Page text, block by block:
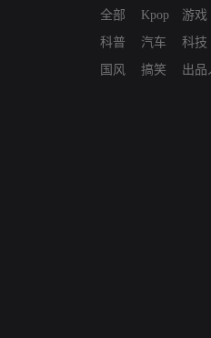
全部
科普
国风
Kpop
汽车
搞笑
游戏
科技
出品